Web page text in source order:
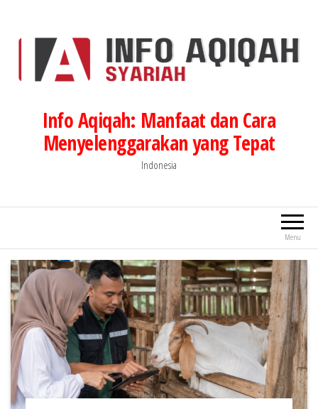
Info Aqiqah: Manfaat dan Cara
Menyelenggarakan yang Tepat
Indonesia
Menu